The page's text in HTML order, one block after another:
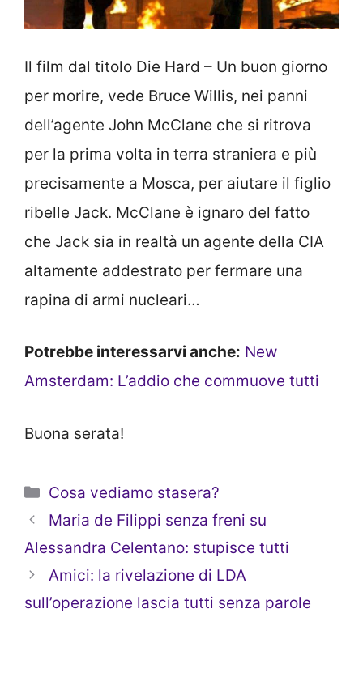
Il film dal titolo Die Hard – Un buon giorno
per morire, vede Bruce Willis, nei panni
dell’agente John McClane che si ritrova
per la prima volta in terra straniera e più
precisamente a Mosca, per aiutare il figlio
ribelle Jack. McClane è ignaro del fatto
che Jack sia in realtà un agente della CIA
altamente addestrato per fermare una
rapina di armi nucleari…
Potrebbe interessarvi anche: New
Amsterdam: L’addio che commuove tutti
Buona serata!
Categorie
Cosa vediamo stasera?
Maria de Filippi senza freni su
Alessandra Celentano: stupisce tutti
Amici: la rivelazione di LDA
sull’operazione lascia tutti senza parole